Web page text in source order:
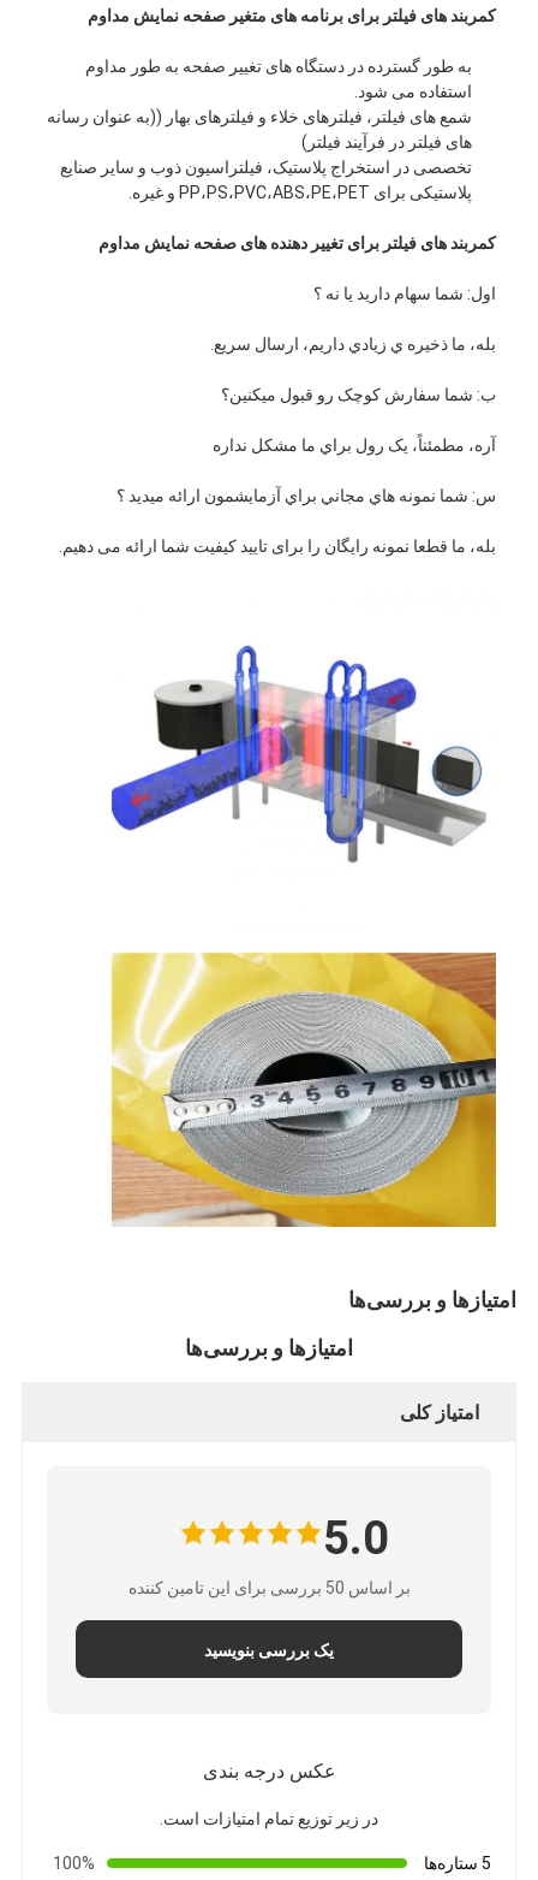
حصار زمین پدل
مش سیم بافتنی
سبد گابيون سنگي
مشبک
حصار فلزی
شبکه ی زنبور زنبور
کمربند های فیلتر برای برنامه های متغیر صفحه نمایش مداوم
به طور گسترده در دستگاه های تغییر صفحه به طور مداوم
استفاده می شود.
شمع های فیلتر، فیلترهای خلاء و فیلترهای بهار ((به عنوان رسانه
های فیلتر در فرآیند فیلتر)
تخصصی در استخراج پلاستیک، فیلتراسیون ذوب و سایر صنایع
پلاستیکی برای PP،PS،PVC،ABS،PE،PET و غیره.
کمربند های فیلتر برای تغییر دهنده های صفحه نمایش مداوم
اول: شما سهام داريد يا نه ؟
بله، ما ذخيره ي زيادي داريم، ارسال سريع.
ب: شما سفارش کوچک رو قبول میکنین؟
آره، مطمئناً، يک رول براي ما مشکل نداره
س: شما نمونه هاي مجاني براي آزمايشمون ارائه ميديد ؟
بله، ما قطعا نمونه رایگان را برای تایید کیفیت شما ارائه می دهیم.
امتیازها و بررسی‌ها
امتیازها و بررسی‌ها
امتیاز کلی
5.0
بر اساس 50 بررسی برای این تامین کننده
یک بررسی بنویسید
عکس درجه بندی
در زیر توزیع تمام امتیازات است.
5 ستاره‌ها
100%